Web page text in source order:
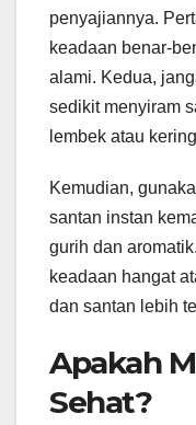
penyajiannya.
keadaan benar-
alami. Kedua,
sedikit menyiram
lembek atau
Kemudian,
santan instan
gurih dan
keadaan hangat
dan santan lebih
Apakah
Sehat?